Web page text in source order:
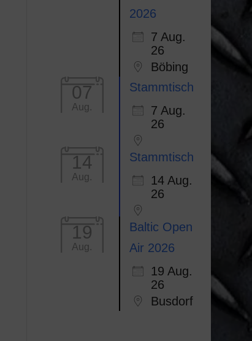
2026
7 Aug.
26
Böbing
07
Aug.
Stammtisch
7 Aug.
26
14
Aug.
Stammtisch
14 Aug.
26
19
Aug.
Baltic Open
Air 2026
19 Aug.
26
Busdorf